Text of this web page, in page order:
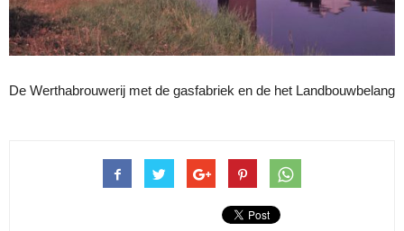
De Werthabrouwerij met de gasfabriek en de het Landbouwbelang